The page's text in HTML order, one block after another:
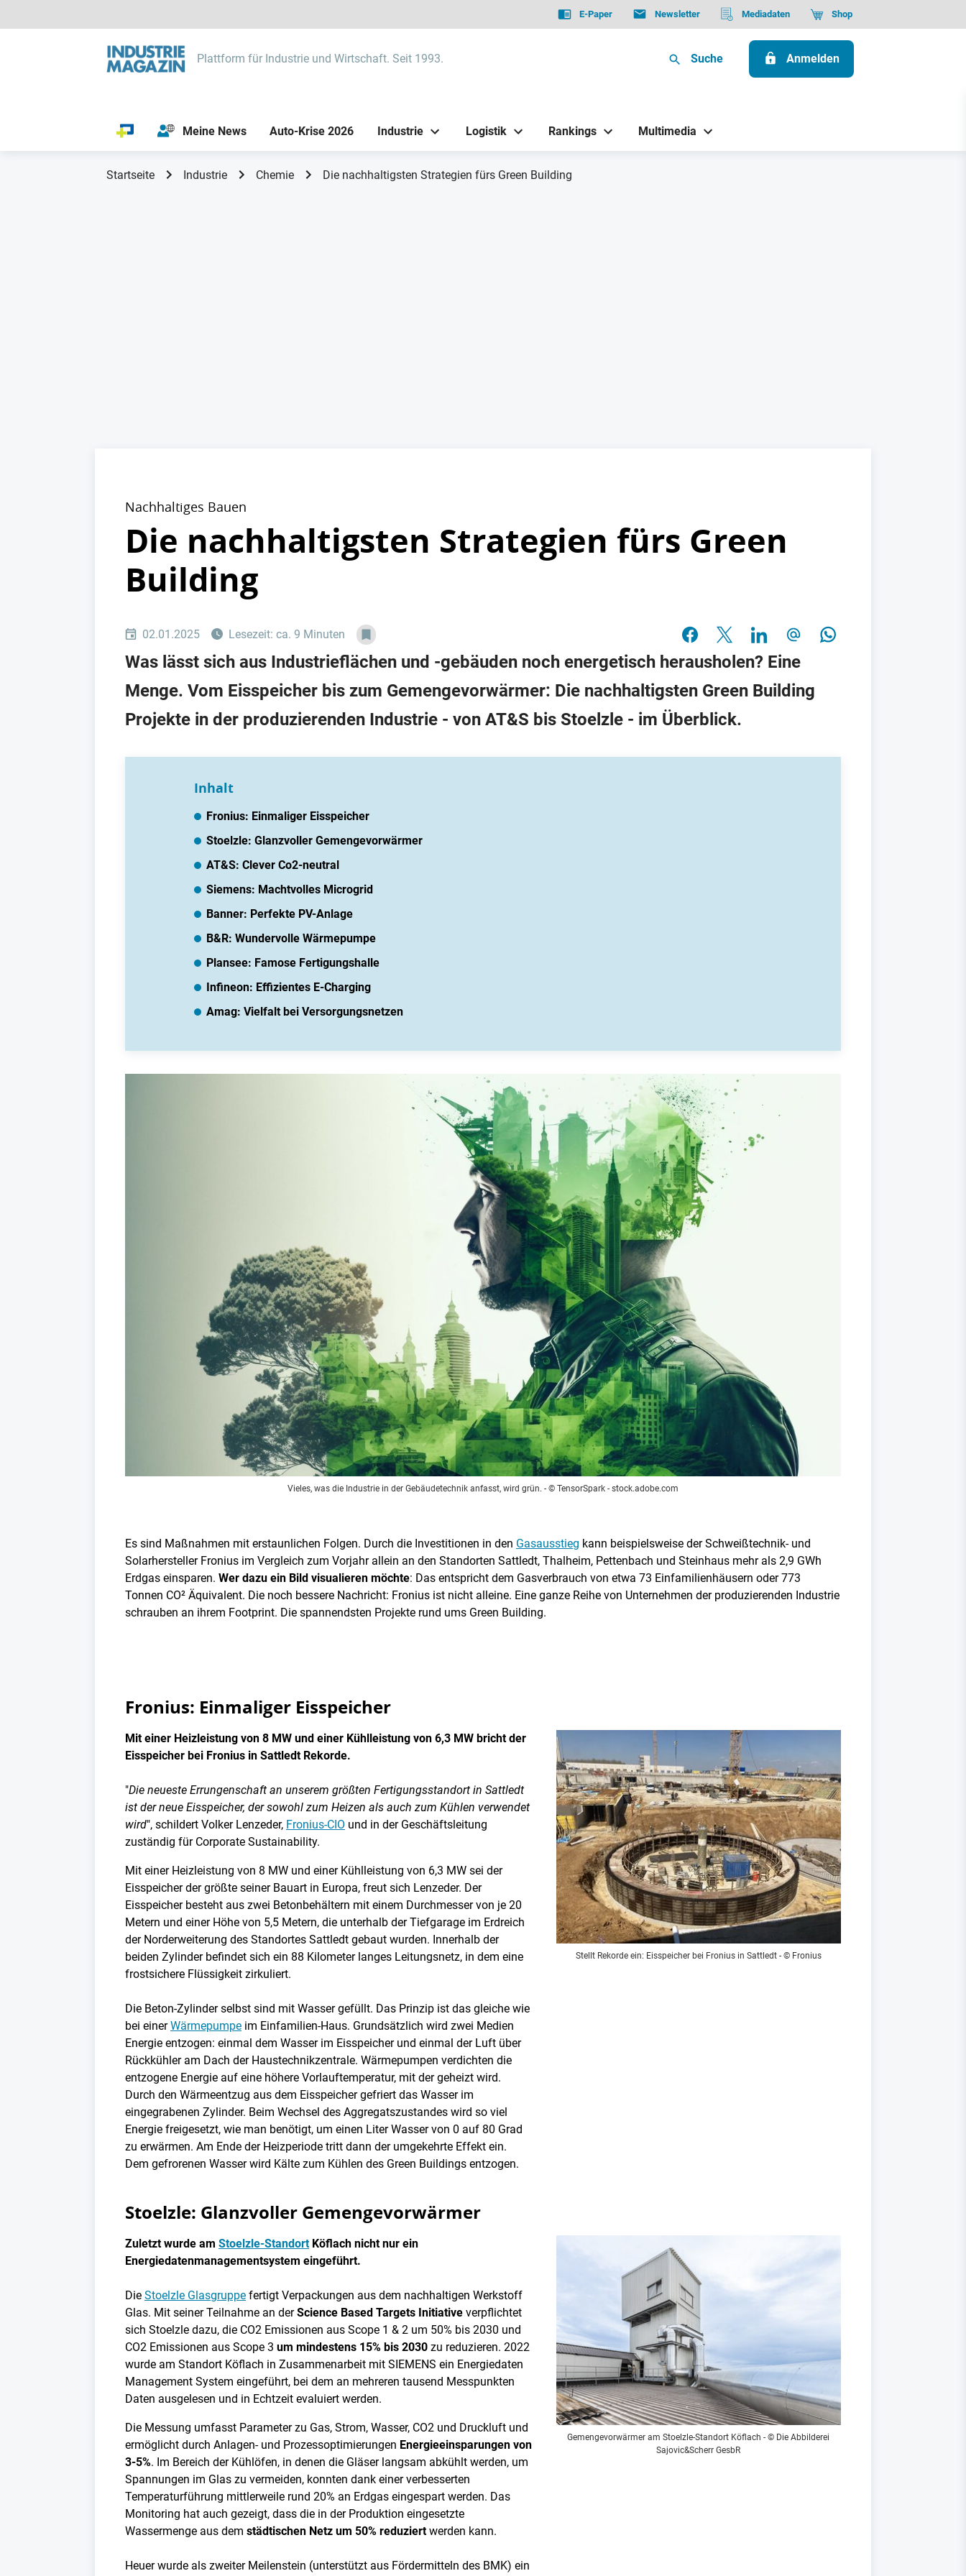
E-Paper Newsletter Mediadaten Shop
Plattform für Industrie und Wirtschaft. Seit 1993. Suche Anmelden
Meine News Auto-Krise 2026 Industrie Logistik Rankings Multimedia
Startseite Industrie Chemie Die nachhaltigsten Strategien fürs Green Building
Nachhaltiges Bauen
Die nachhaltigsten Strategien fürs Green
Building
02.01.2025 Lesezeit: ca. 9 Minuten
Was lässt sich aus Industrieflächen und -gebäuden noch energetisch herausholen? Eine
Menge. Vom Eisspeicher bis zum Gemengevorwärmer: Die nachhaltigsten Green Building
Projekte in der produzierenden Industrie - von AT&S bis Stoelzle - im Überblick.
Inhalt
Fronius: Einmaliger Eisspeicher
Stoelzle: Glanzvoller Gemengevorwärmer
AT&S: Clever Co2-neutral
Siemens: Machtvolles Microgrid
Banner: Perfekte PV-Anlage
B&R: Wundervolle Wärmepumpe
Plansee: Famose Fertigungshalle
Infineon: Effizientes E-Charging
Amag: Vielfalt bei Versorgungsnetzen
Vieles, was die Industrie in der Gebäudetechnik anfasst, wird grün. - © TensorSpark - stock.adobe.com
Es sind Maßnahmen mit erstaunlichen Folgen. Durch die Investitionen in den Gasausstieg kann beispielsweise der Schweißtechnik- und
Solarhersteller Fronius im Vergleich zum Vorjahr allein an den Standorten Sattledt, Thalheim, Pettenbach und Steinhaus mehr als 2,9 GWh
Erdgas einsparen. Wer dazu ein Bild visualieren möchte: Das entspricht dem Gasverbrauch von etwa 73 Einfamilienhäusern oder 773
Tonnen CO² Äquivalent. Die noch bessere Nachricht: Fronius ist nicht alleine. Eine ganze Reihe von Unternehmen der produzierenden Industrie
schrauben an ihrem Footprint. Die spannendsten Projekte rund ums Green Building.
Fronius: Einmaliger Eisspeicher
Mit einer Heizleistung von 8 MW und einer Kühlleistung von 6,3 MW bricht der
Eisspeicher bei Fronius in Sattledt Rekorde.
"Die neueste Errungenschaft an unserem größten Fertigungsstandort in Sattledt
ist der neue Eisspeicher, der sowohl zum Heizen als auch zum Kühlen verwendet
wird", schildert Volker Lenzeder, Fronius-CIO und in der Geschäftsleitung
zuständig für Corporate Sustainability.
Mit einer Heizleistung von 8 MW und einer Kühlleistung von 6,3 MW sei der
Eisspeicher der größte seiner Bauart in Europa, freut sich Lenzeder. Der
Eisspeicher besteht aus zwei Betonbehältern mit einem Durchmesser von je 20
Metern und einer Höhe von 5,5 Metern, die unterhalb der Tiefgarage im Erdreich
der Norderweiterung des Standortes Sattledt gebaut wurden. Innerhalb der
beiden Zylinder befindet sich ein 88 Kilometer langes Leitungsnetz, in dem eine
frostsichere Flüssigkeit zirkuliert.
Die Beton-Zylinder selbst sind mit Wasser gefüllt. Das Prinzip ist das gleiche wie
bei einerWärmepumpe im Einfamilien-Haus. Grundsätzlich wird zwei Medien
Energie entzogen: einmal dem Wasser im Eisspeicher und einmal der Luft über
Rückkühler am Dach der Haustechnikzentrale. Wärmepumpen verdichten die
entzogene Energie auf eine höhere Vorlauftemperatur, mit der geheizt wird.
Durch den Wärmeentzug aus dem Eisspeicher gefriert das Wasser im
eingegrabenen Zylinder. Beim Wechsel des Aggregatszustandes wird so viel
Energie freigesetzt, wie man benötigt, um einen Liter Wasser von 0 auf 80 Grad
zu erwärmen. Am Ende der Heizperiode tritt dann der umgekehrte Effekt ein.
Dem gefrorenen Wasser wird Kälte zum Kühlen des Green Buildings entzogen.
Stellt Rekorde ein: Eisspeicher bei Fronius in Sattledt - © Fronius
Stoelzle: Glanzvoller Gemengevorwärmer
Zuletzt wurde am Stoelzle-StandortKöflach nicht nur ein
Energiedatenmanagementsystem eingeführt.
Die Stoelzle Glasgruppe fertigt Verpackungen aus dem nachhaltigen Werkstoff
Glas. Mit seiner Teilnahme an derScience Based Targets Initiative verpflichtet
sich Stoelzle dazu, die CO2 Emissionen aus Scope 1 & 2 um 50% bis 2030 und
CO2 Emissionen aus Scope 3 um mindestens 15% bis 2030 zu reduzieren. 2022
wurde am Standort Köflach in Zusammenarbeit mit SIEMENS ein Energiedaten
Management System eingeführt, bei dem an mehreren tausend Messpunkten
Daten ausgelesen und in Echtzeit evaluiert werden.
Die Messung umfasst Parameter zu Gas, Strom, Wasser, CO2 und Druckluft und
ermöglicht durch Anlagen- und Prozessoptimierungen Energieeinsparungen von
3-5%. Im Bereich der Kühlöfen, in denen die Gläser langsam abkühlt werden, um
Spannungen im Glas zu vermeiden, konnten dank einer verbesserten
Temperaturführung mittlerweile rund 20% an Erdgas eingespart werden. Das
Monitoring hat auch gezeigt, dass die in der Produktion eingesetzte
Wassermenge aus dem städtischen Netz um 50% reduziertwerden kann.
Heuer wurde als zweiter Meilenstein (unterstützt aus Fördermitteln des BMK) ein
Gemengevorwärmer am Stoelzle-Standort Köflach - © Die Abbilderei
Sajovic&Scherr GesbR